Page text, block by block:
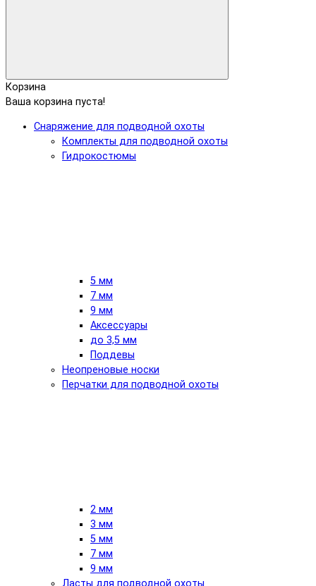
Корзина
Ваша корзина пуста!
Снаряжение для подводной охоты
Комплекты для подводной охоты
Гидрокостюмы
5 мм
7 мм
9 мм
Аксессуары
до 3,5 мм
Поддевы
Неопреновые носки
Перчатки для подводной охоты
2 мм
3 мм
5 мм
7 мм
9 мм